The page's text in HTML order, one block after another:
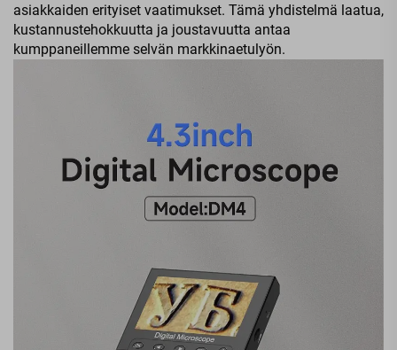
asiakkaiden erityiset vaatimukset. Tämä yhdistelmä laatua,
kustannustehokkuutta ja joustavuutta antaa
kumppaneillemme selvän markkinaetulyön.